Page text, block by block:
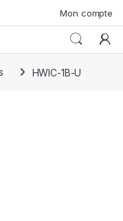
Mon compte
HWIC-1B-U